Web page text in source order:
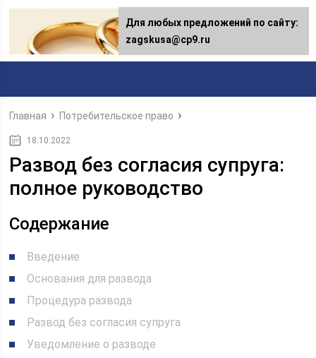
Главная Потребительское право
18.10.2022
Развод без согласия супруга:
полное руководство
Содержание
Введение
Основания для развода
Процедура развода
Развод без согласия супруга
Уведомление о разводе
Для любых предложений по сайту:
[email protected]
Для любых предложений по сайту:
zagskusa@cp9.ru